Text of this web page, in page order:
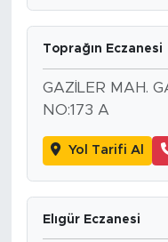
Toprağın Eczanesi
GAZİLER MAH.
NO:173 A
Yol Tarifi Al
Elıgür Eczanesi